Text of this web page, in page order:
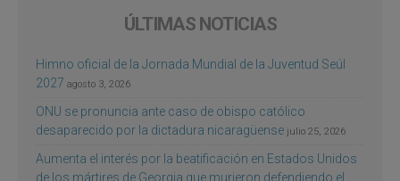
ÚLTIMAS NOTICIAS
Himno oficial de la Jornada Mundial de la Juventud Seúl
2027 agosto 3, 2026
ONU se pronuncia ante caso de obispo católico
desaparecido por la dictadura nicaragüense julio 25, 2026
Aumenta el interés por la beatificación en Estados Unidos
de los mártires de Georgia que murieron defendiendo el